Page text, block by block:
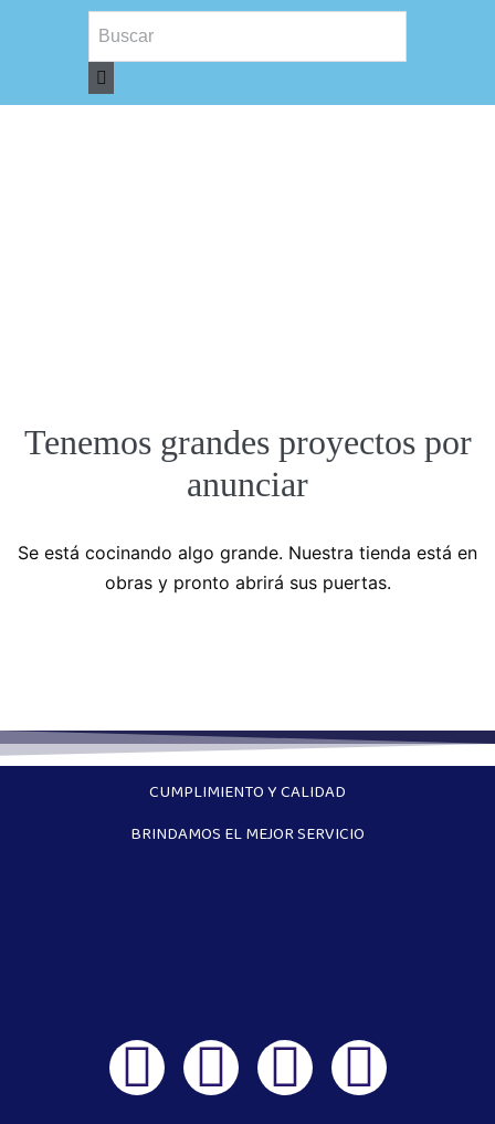
Tenemos grandes proyectos por
anunciar
Se está cocinando algo grande. Nuestra tienda está en
obras y pronto abrirá sus puertas.
CUMPLIMIENTO Y CALIDAD
BRINDAMOS EL MEJOR SERVICIO